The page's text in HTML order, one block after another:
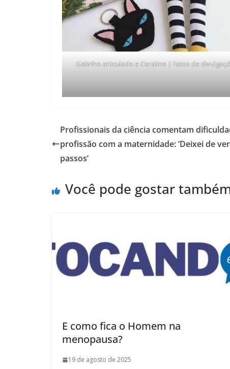
Gatinho articulado e Coraline | Fotos de
Profissionais da ciência comentam
profissão com a maternidade: ‘Deixei de
passos’
Você pode gostar
E como fica o Homem na
menopausa?
19 de agosto de 2025